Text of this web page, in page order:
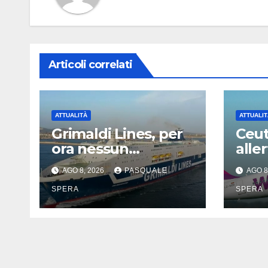
Articoli correlati
ATTUALITÀ
Grimaldi Lines, per
ora nessun
problema con
Spagna
AGO 8, 2026 PASQUALE
SPERA
AGO
SPERA